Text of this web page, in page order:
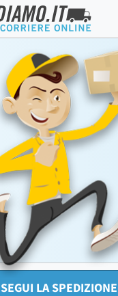
SEGUI LA SPEDIZIONE